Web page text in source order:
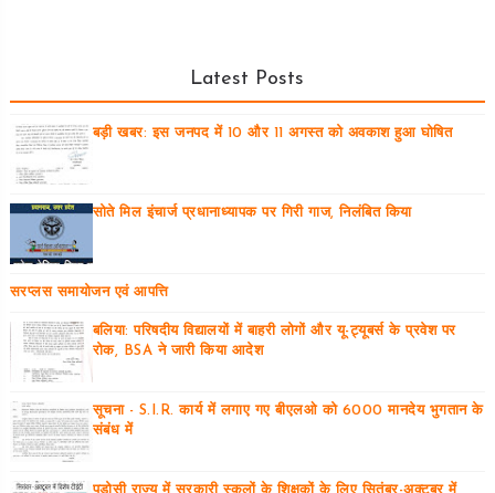
Latest Posts
बड़ी खबर: इस जनपद में 10 और 11 अगस्त को अवकाश हुआ घोषित
सोते मिल इंचार्ज प्रधानाध्यापक पर गिरी गाज, निलंबित किया
सरप्लस समायोजन एवं आपत्ति
बलिया: परिषदीय विद्यालयों में बाहरी लोगों और यू-ट्यूबर्स के प्रवेश पर
रोक, BSA ने जारी किया आदेश
सूचना - S.I.R. कार्य में लगाए गए बीएलओ को 6000 मानदेय भुगतान के
संबंध में